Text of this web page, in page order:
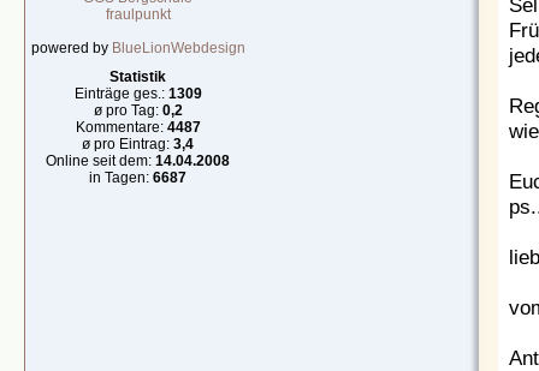
fraulpunkt
powered by BlueLionWebdesign
Statistik
Einträge ges.: 1309
ø pro Tag: 0,2
Kommentare: 4487
ø pro Eintrag:3,4
Online seit dem:14.04.2008
in Tagen:6687